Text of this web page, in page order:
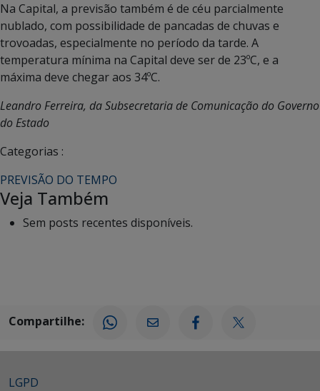
Na Capital, a previsão também é de céu parcialmente
nublado, com possibilidade de pancadas de chuvas e
trovoadas, especialmente no período da tarde. A
temperatura mínima na Capital deve ser de 23ºC, e a
máxima deve chegar aos 34ºC.
Leandro Ferreira, da Subsecretaria de Comunicação do Governo
do Estado
Categorias :
PREVISÃO DO TEMPO
Veja Também
Sem posts recentes disponíveis.
Compartilhe:
LGPD